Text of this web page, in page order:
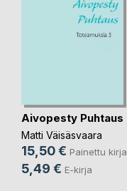
Aivopesty Puhtaus
Matti Väisäsvaara
15,50 € Painettu kirja
5,49 € E-kirja